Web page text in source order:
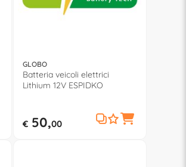
GLOBO
Batteria veicoli elettrici
Lithium 12V ESPIDKO
€50,00